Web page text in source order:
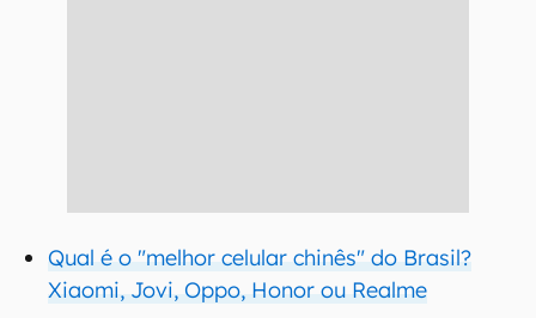
Qual é o "melhor celular chinês" do Brasil?
Xiaomi, Jovi, Oppo, Honor ou Realme